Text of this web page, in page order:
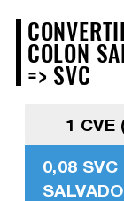
COLON
=> SVC
1 CVE
0,08 SVC